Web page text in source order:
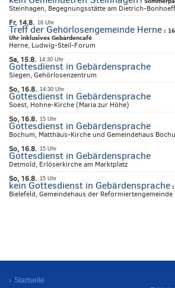
:
Steinhagen, Begegnungsstätte am Dietrich-
Fr, 14.8. 16 Uhr
Treff der Gehörlosengemeinde Herne :
Uhr inklusives Gebärdencafé
Herne, Ludwig-Steil-Forum
Sa, 15.8. 14:30 Uhr
Gottesdienst in Gebärdensprache
Siegen, Gehörlosenzentrum
So, 16.8. 14:30 Uhr
Gottesdienst in Gebärdensprache
Soest, Hohne-Kirche (Maria zur Höhe)
So, 16.8. 15 Uhr
Gottesdienst in Gebärdensprache
Bochum, Matthäus-Kirche und Gemeindehaus
So, 16.8. 15 Uhr
Gottesdienst in Gebärdensprache
Detmold, Erlöserkirche am Marktplatz
So, 16.8. 15 Uhr
kein Gottesdienst in Gebärdensprache :
Bielefeld, Gemeindehaus der Reformiertengemeinde
Startseite